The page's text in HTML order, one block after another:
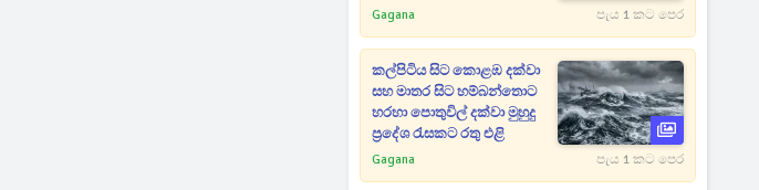
පැහැදිලි කිරීමක් ඉල්ලයි
Gagana පැය 1 කට පෙර
කල්පිටිය සිට කොළඹ දක්වා
සහ මාතර සිට හම්බන්තොට
හරහා පොතුවිල් දක්වා මුහුදු
ප්‍රදේශ රැසකට රතු එළි
Gagana පැය 1 කට පෙර